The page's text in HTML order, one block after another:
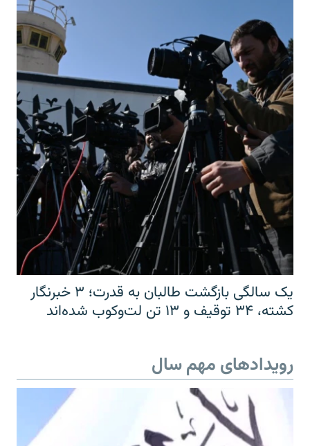
یک سالگی بازگشت طالبان به قدرت؛ ۳ خبرنگار
کشته، ۳۴ توقیف و ۱۳ تن لت‌وکوب شده‌اند
رویدادهای مهم سال